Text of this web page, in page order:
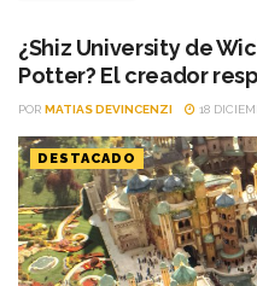
¿Shiz University de
Potter? El creador
POR MATIAS DEVINCENZI 18
DESTACADO